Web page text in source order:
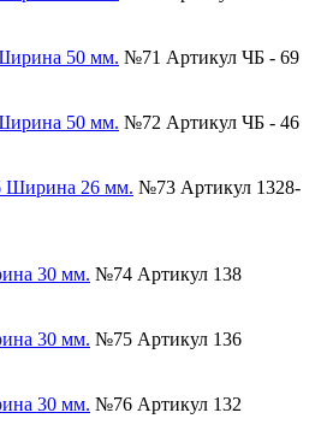
№71 Артикул ЧБ - 69
№72 Артикул ЧБ - 46
№73 Артикул 1328-
№74 Артикул 138
№75 Артикул 136
№76 Артикул 132